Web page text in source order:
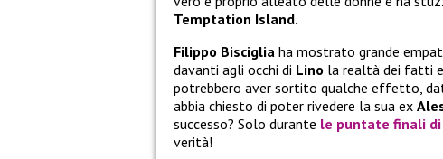
Temptation Island.
Filippo Bisciglia ha mostrato grande
davanti agli occhi di Lino la realtà dei fatti e
potrebbero aver sortito qualche effetto,
abbia chiesto di poter rivedere la sua ex
successo? Solo durante le puntate finali
verità!